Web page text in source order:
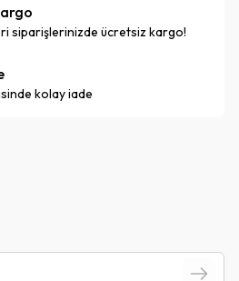
siparişlerinizde ücretsiz kargo!
kolay iade